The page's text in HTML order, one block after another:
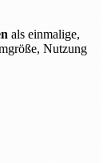
als einmalige,
Nutzung